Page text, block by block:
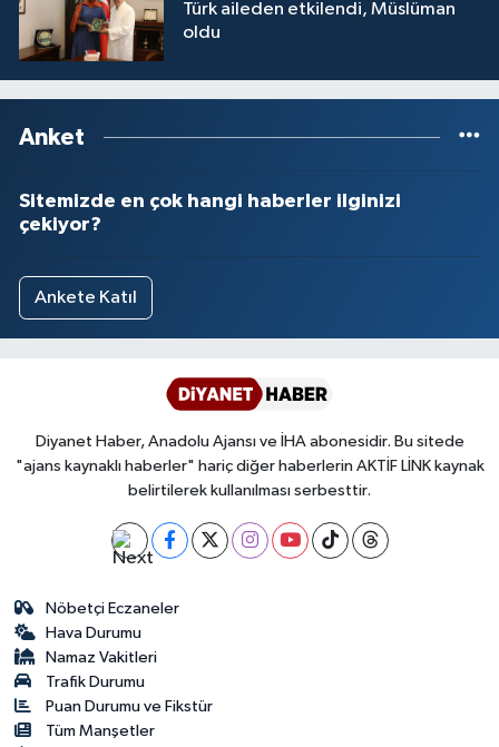
Türk aileden etkilendi, Müslüman
oldu
Anket
Sitemizde en çok hangi haberler ilginizi
çekiyor?
Ankete Katıl
Diyanet Haber, Anadolu Ajansı ve İHA abonesidir. Bu sitede
"ajans kaynaklı haberler" hariç diğer haberlerin AKTİF LİNK kaynak
belirtilerek kullanılması serbesttir.
Nöbetçi Eczaneler
Hava Durumu
Namaz Vakitleri
Trafik Durumu
Puan Durumu ve Fikstür
Tüm Manşetler